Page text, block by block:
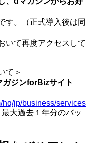
す。（正式導入後は同
いて再度アクセスして
て＞
ジンforBizサイト
hq/jp/business/
大過去１年分のバッ